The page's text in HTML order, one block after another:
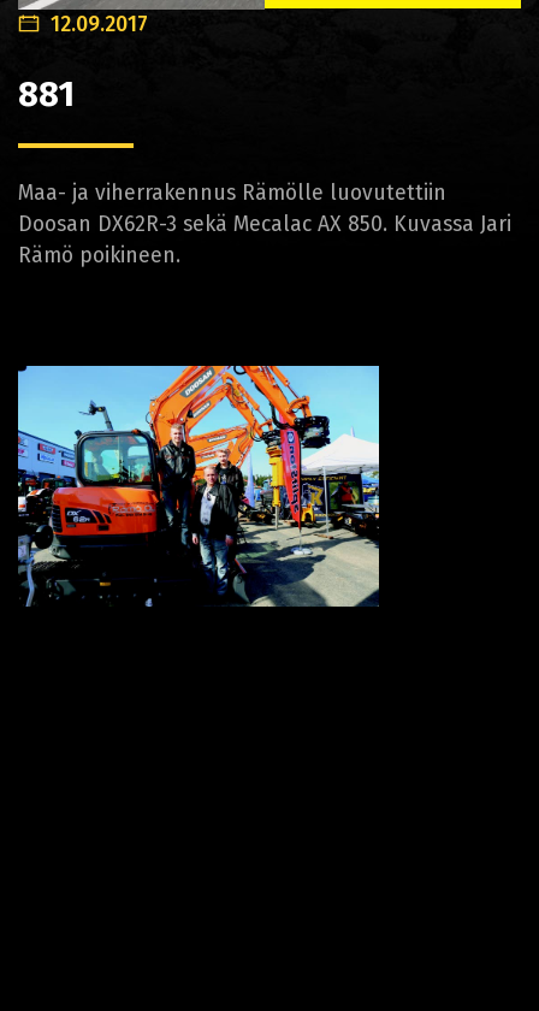
12.09.2017
881
Maa- ja viherrakennus Rämölle luovutettiin
Doosan DX62R-3 sekä Mecalac AX 850. Kuvassa Jari
Rämö poikineen.